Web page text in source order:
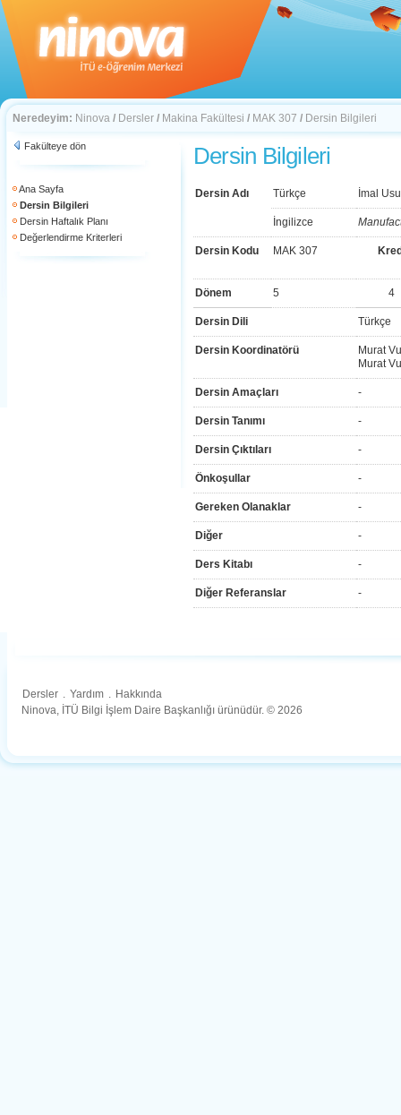
Neredeyim: Ninova / Dersler / Makina Fakültesi / MAK 307 / Dersin Bilgileri
Fakülteye dön
Ana Sayfa
Dersin Bilgileri
Dersin Haftalık Planı
Değerlendirme Kriterleri
Dersin Bilgileri
Dersin Adı Türkçe İmal
İngilizce
Dersin Kodu MAK 307
Dönem 5 4
Dersin Dili Türkçe
Dersin Koordinatörü
Murat
Murat
Dersin Amaçları -
Dersin Tanımı -
Dersin Çıktıları -
Önkoşullar -
Gereken Olanaklar -
Diğer -
Ders Kitabı -
Diğer Referanslar -
Dersler . Yardım . Hakkında
Ninova, İTÜ Bilgi İşlem Daire Başkanlığı ürünüdür. © 2026